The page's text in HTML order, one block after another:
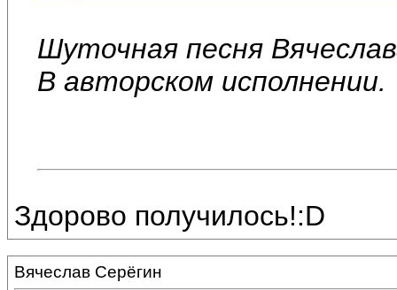
Шуточная песня
В авторском исполнении.
Здорово получилось!:D
Вячеслав Серёгин